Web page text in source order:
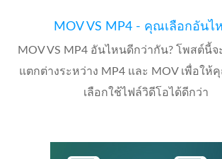
MOV VS MP4 - คุณเลือกอันไ
MOV VS MP4 อันไหนดีกว่ากัน? โพสต์นี้
แตกต่างระหว่าง MP4 และ MOV เพื่อให้
เลือกใช้ไฟล์วิดีโอได้ดีกว่า